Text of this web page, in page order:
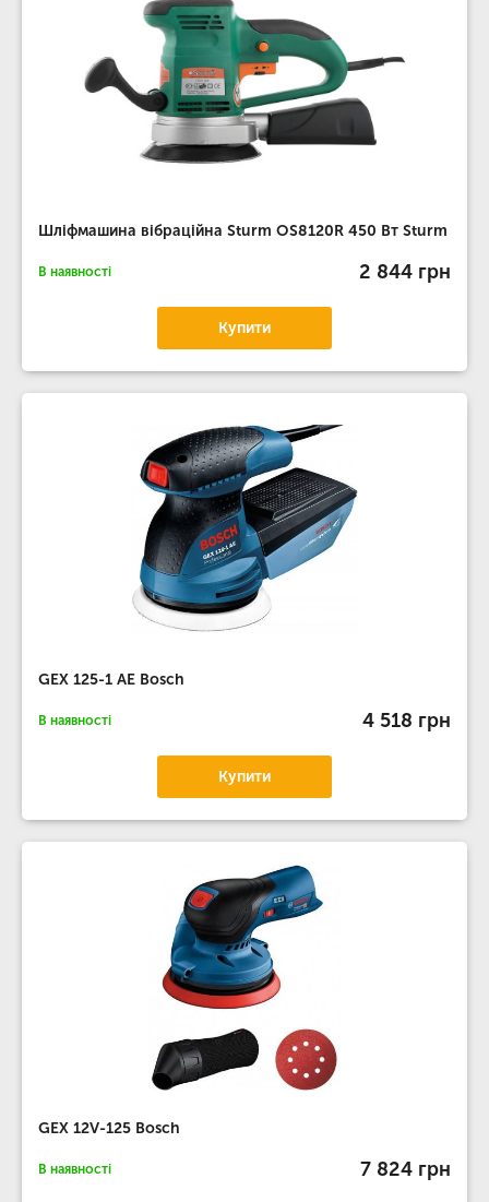
Шліфмашина вібраційна Sturm OS8120R 450 Вт Sturm
В наявності 2 844 грн
Купити
GEX 125-1 AE Bosch
В наявності 4 518 грн
Купити
GEX 12V-125 Bosch
В наявності 7 824 грн